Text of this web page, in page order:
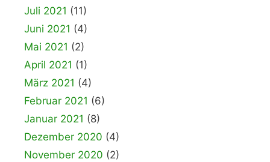
Juli 2021 (11)
Juni 2021 (4)
Mai 2021 (2)
April 2021 (1)
März 2021 (4)
Februar 2021 (6)
Januar 2021 (8)
Dezember 2020 (4)
November 2020 (2)